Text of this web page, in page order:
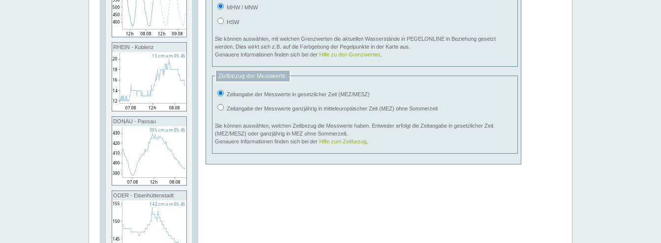
RHEIN - Koblenz
DONAU - Passau
ODER - Eisenhüttenstadt
MHW / MNW
HSW
Sie können auswählen, mit welchen Grenzwerten die aktuellen Wasserstände in PEGELONLINE in Beziehung gesetzt
werden. Dies wirkt sich z.B. auf die Farbgebung der Pegelpunkte in der Karte aus.
Genauere Informationen finden sich bei der Hilfe zu den Grenzwerten
Zeitbezug der Messwerte:
Zeitangabe der Messwerte in gesetzlicher Zeit (MEZ/MESZ)
Zeitangabe der Messwerte ganzjährig in mitteleuropäischer Zeit (MEZ) ohne Sommerzeit
Sie können auswählen, welchen Zeitbezug die Messwerte haben. Entweder erfolgt die Zeitangabe in gesetzlicher Zeit
(MEZ/MESZ) oder ganzjährig in MEZ ohne Sommerzeit.
Genauere Informationen finden sich bei der Hilfe zum Zeitbezug